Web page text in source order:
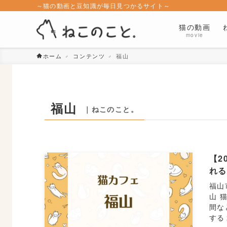
～猫の動画と豆知識が毎日見つかるサイト～
猫の動画
movie
ホーム コンテンツ 福山
福山 ｜ねこのこと。
【
れ
福山
山
間
す